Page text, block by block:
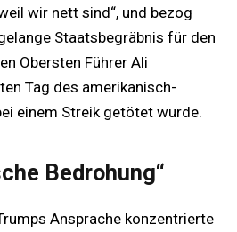
wir nett sind“, und bezog
Staatsbegräbnis für den
Obersten Führer Ali
Tag des amerikanisch-
einem Streik getötet wurde.
Bedrohung“
Ansprache konzentrierte